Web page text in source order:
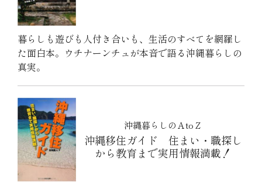
暮らしも遊びも人付き合いも、生活のすべてを網羅し
た面白本。ウチナーンチュが本音で語る沖縄暮らしの
真実。
沖縄暮らしのＡtoＺ
沖縄移住ガイド 住まい・職探し
から教育まで実用情報満載！